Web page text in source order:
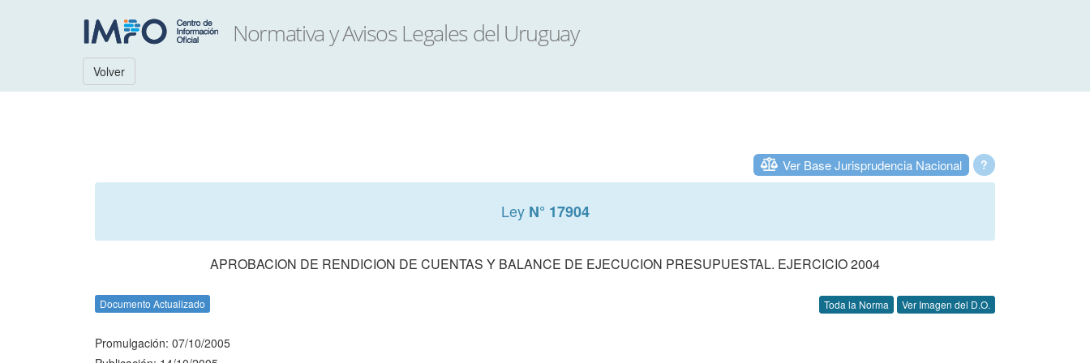
Volver
?
Ver Base Jurisprudencia Nacional
Ley N° 17904
APROBACION DE RENDICION DE CUENTAS Y BALANCE DE EJECUCION PRESUPUESTAL. EJERCICIO 2004
Documento Actualizado Toda la Norma Ver Imagen del D.O.
Promulgación: 07/10/2005